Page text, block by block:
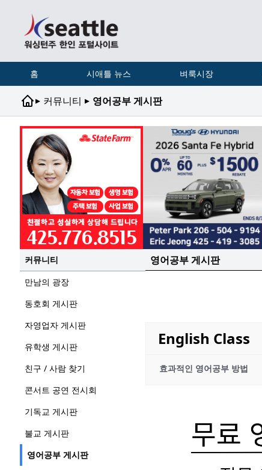
홈 시애틀 뉴스 벼룩시장
▸ 커뮤니티 ▸ 영어공부 게시판
커뮤니티
만남의 광장
동호회 게시판
자영업자 게시판
유학생 게시판
친구 / 사람 찾기
콘서트 공연 전시회
기독교 게시판
불교 게시판
영어공부 게시판
영어공부 게시판
English Class
효과적인 영어공부 방법